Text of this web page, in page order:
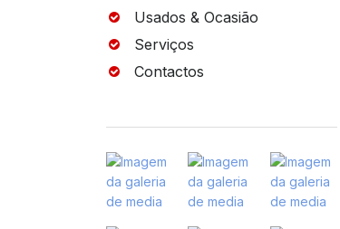
Usados & Ocasião
Serviços
Contactos